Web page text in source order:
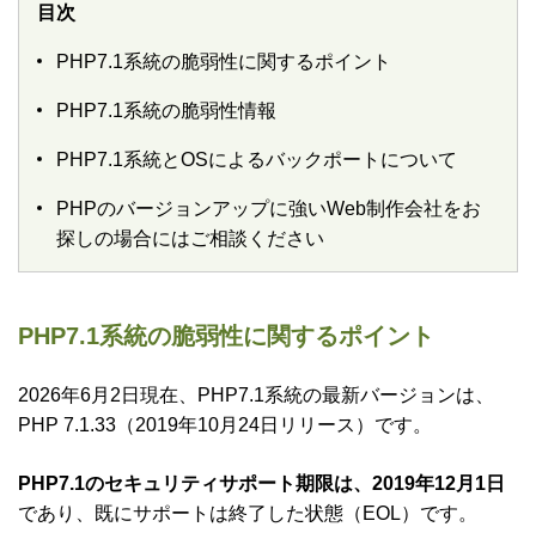
目次
PHP7.1系統の脆弱性に関するポイント
PHP7.1系統の脆弱性情報
PHP7.1系統とOSによるバックポートについて
PHPのバージョンアップに強いWeb制作会社をお
探しの場合にはご相談ください
PHP7.1系統の脆弱性に関するポイント
2026年6月2日現在、PHP7.1系統の最新バージョンは、
PHP 7.1.33（2019年10月24日リリース）です。
PHP7.1のセキュリティサポート期限は、2019年12月1日
であり、既にサポートは終了した状態（EOL）です。